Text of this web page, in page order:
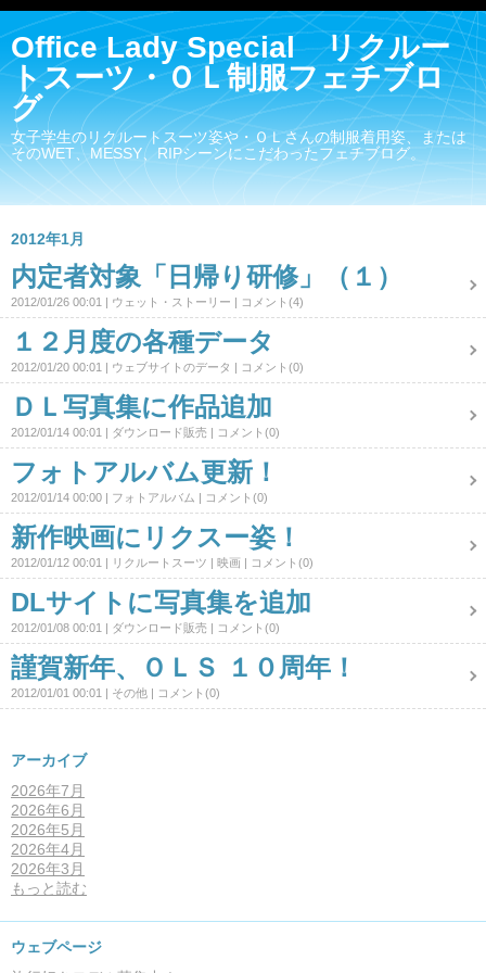
Office Lady Special リクルー
トスーツ・ＯＬ制服フェチブロ
グ
女子学生のリクルートスーツ姿や・ＯＬさんの制服着用姿、または
そのWET、MESSY、RIPシーンにこだわったフェチブログ。
2012年1月
内定者対象「日帰り研修」（１）
2012/01/26 00:01 ウェット・ストーリー コメント(4)
１２月度の各種データ
2012/01/20 00:01 ウェブサイトのデータ コメント(0)
ＤＬ写真集に作品追加
2012/01/14 00:01 ダウンロード販売 コメント(0)
フォトアルバム更新！
2012/01/14 00:00 フォトアルバム コメント(0)
新作映画にリクスー姿！
2012/01/12 00:01 リクルートスーツ 映画 コメント(0)
DLサイトに写真集を追加
2012/01/08 00:01 ダウンロード販売 コメント(0)
謹賀新年、ＯＬＳ １０周年！
2012/01/01 00:01 その他 コメント(0)
アーカイブ
2026年7月
2026年6月
2026年5月
2026年4月
2026年3月
もっと読む
ウェブページ